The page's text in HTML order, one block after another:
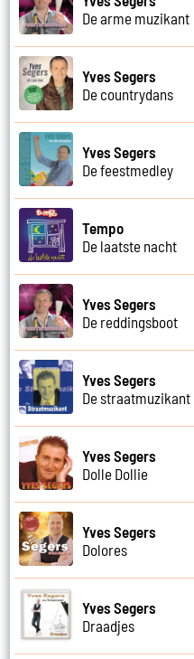
De arme muzikant
Yves Segers
De countrydans
Yves Segers
De feestmedley
Tempo
De laatste nacht
Yves Segers
De reddingsboot
Yves Segers
De straatmuzikant
Yves Segers
Dolle Dollie
Yves Segers
Dolores
Yves Segers
Draadjes